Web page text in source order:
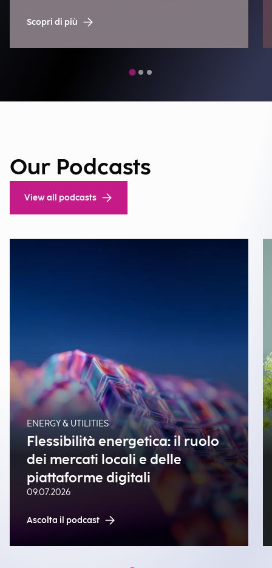
Scopri di più
Our Podcasts
View all podcasts
ENERGY & UTILITIES
Flessibilità energetica: il ruolo
dei mercati locali e delle
piattaforme digitali
09.07.2026
Ascolta il podcast